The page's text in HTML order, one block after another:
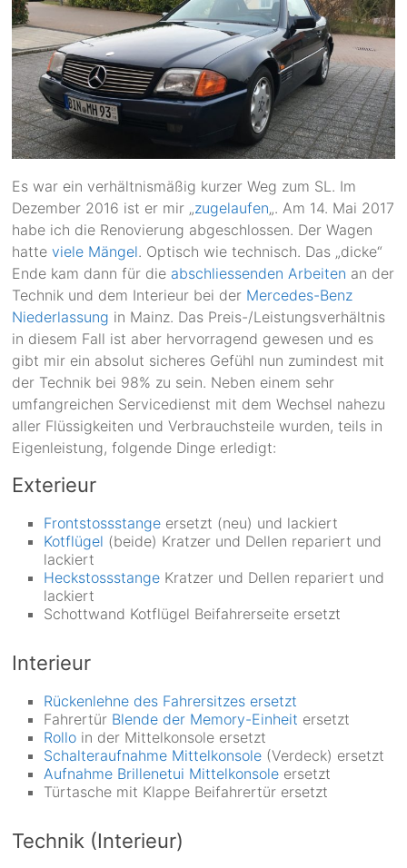
Es war ein verhältnismäßig kurzer Weg zum SL. Im
Dezember 2016 ist er mir „zugelaufen„. Am 14. Mai 2017
habe ich die Renovierung abgeschlossen. Der Wagen
hatteviele Mängel. Optisch wie technisch. Das „dicke“
Ende kam dann für die abschliessenden Arbeiten an der
Technik und dem Interieur bei der Mercedes-Benz
Niederlassung in Mainz. Das Preis-/Leistungsverhältnis
in diesem Fall ist aber hervorragend gewesen und es
gibt mir ein absolut sicheres Gefühl nun zumindest mit
der Technik bei 98% zu sein. Neben einem sehr
umfangreichen Servicedienst mit dem Wechsel nahezu
aller Flüssigkeiten und Verbrauchsteile wurden, teils in
Eigenleistung, folgende Dinge erledigt:
Exterieur
Frontstossstange ersetzt (neu) und lackiert
Kotflügel (beide) Kratzer und Dellen repariert und
lackiert
Heckstossstange Kratzer und Dellen repariert und
lackiert
Schottwand Kotflügel Beifahrerseite ersetzt
Interieur
Rückenlehne des Fahrersitzes ersetzt
Fahrertür Blende der Memory-Einheit ersetzt
Rollo in der Mittelkonsole ersetzt
Schalteraufnahme Mittelkonsole (Verdeck) ersetzt
Aufnahme Brillenetui Mittelkonsole ersetzt
Türtasche mit Klappe Beifahrertür ersetzt
Technik (Interieur)